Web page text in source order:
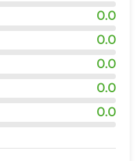
0.0
0.0
0.0
0.0
0.0